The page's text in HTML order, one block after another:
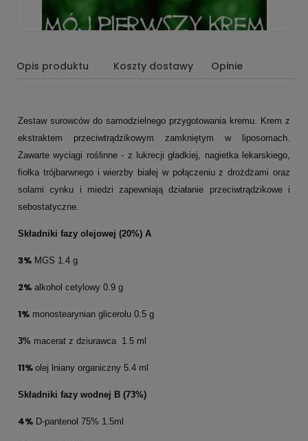
Opis produktu Koszty dostawy Opinie
Zestaw surowców do samodzielnego przygotowania kremu. Krem z
ekstraktem przeciwtrądzikowym zamkniętym w liposomach.
Zawarte wyciągi roślinne - z lukrecji gładkiej, nagietka lekarskiego,
fiołka trójbarwnego i wierzby białej w połączeniu z drożdżami oraz
solami cynku i miedzi zapewniają działanie przeciwtrądzikowe i
sebostatyczne.
Składniki fazy olejowej (20%) A
3% MGS 1.4 g
2% alkohol cetylowy 0.9 g
1% monostearynian glicerolu 0.5 g
3% macerat z dziurawca 1.5 ml
11% olej lniany organiczny 5.4 ml
Składniki fazy wodnej B (73%)
4% D-pantenol 75% 1.5ml